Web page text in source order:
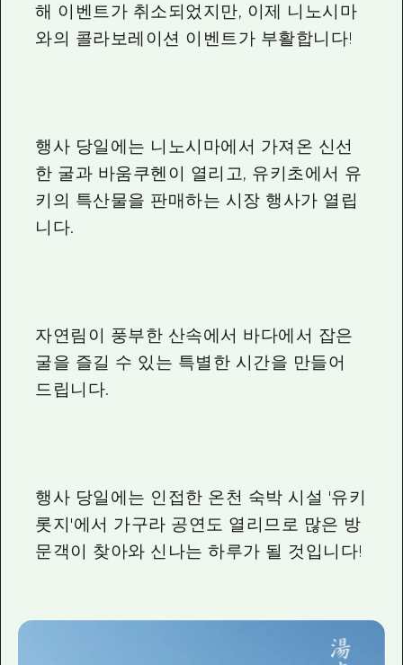
해 이벤트가 취소되었지만, 이제 니노시마
와의 콜라보레이션 이벤트가 부활합니다!
행사 당일에는 니노시마에서 가져온 신선
한 굴과 바움쿠헨이 열리고, 유키초에서 유
키의 특산물을 판매하는 시장 행사가 열립
니다.
자연림이 풍부한 산속에서 바다에서 잡은
굴을 즐길 수 있는 특별한 시간을 만들어
드립니다.
행사 당일에는 인접한 온천 숙박 시설 '유키
롯지'에서 가구라 공연도 열리므로 많은 방
문객이 찾아와 신나는 하루가 될 것입니다!